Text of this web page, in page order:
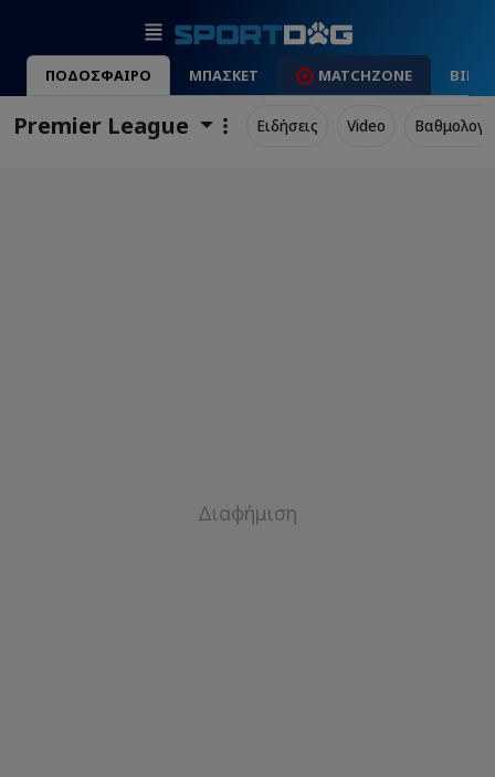
ΠΟΔΟΣΦΑΙΡΟ ΜΠΑΣΚΕΤ MATCHZONE
Premier League Ειδήσεις Video